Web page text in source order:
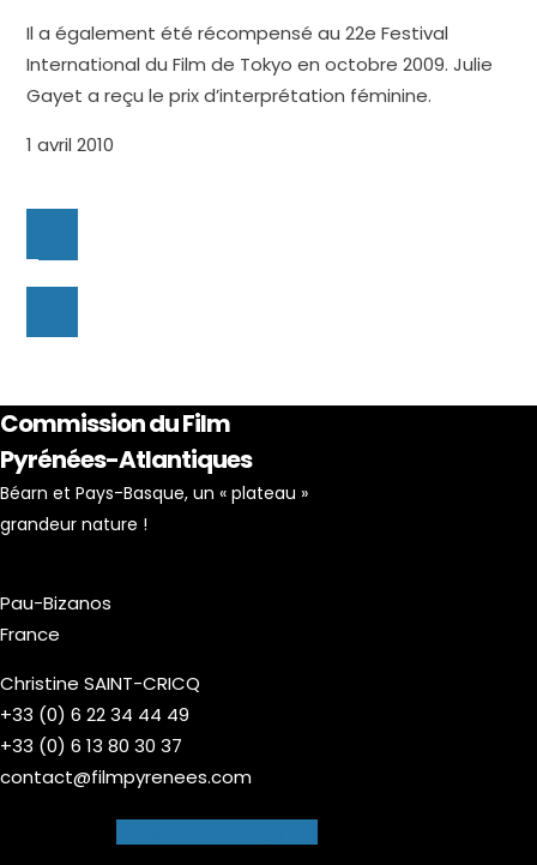
Il a également été récompensé au 22e Festival
International du Film de Tokyo en octobre 2009. Julie
Gayet a reçu le prix d’interprétation féminine.
1 avril 2010
Commission du Film
Pyrénées-Atlantiques
Béarn et Pays-Basque, un « plateau »
grandeur nature !
Pau-Bizanos
France
Christine SAINT-CRICQ
+33 (0) 6 22 34 44 49
+33 (0) 6 13 80 30 37
contact@filmpyrenees.com